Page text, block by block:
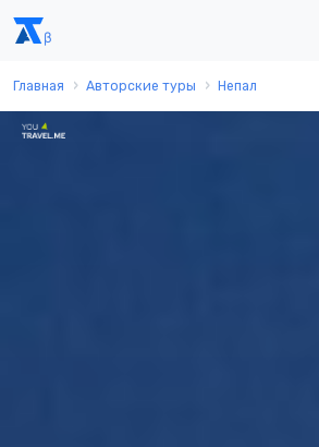
Главная Авторские туры Непал